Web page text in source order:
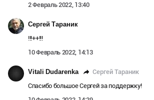
2 Февраль 2022, 13:40
Сергей Тараник
!!!++!!!
10 Февраль 2022, 14:13
Vitali Dudarenka Сергей Тараник
Спасибо большое Сергей за поддержку!